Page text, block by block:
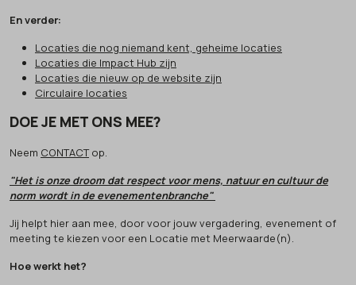
En verder:
Locaties die nog niemand kent, geheime locaties
Locaties die Impact Hub zijn
Locaties die nieuw op de website zijn
Circulaire locaties
DOE JE MET ONS MEE?
Neem CONTACTop.
"Het is onze droom dat respect voor mens, natuur en cultuur de
norm wordt in de evenementenbranche"
Jij helpt hier aan mee, door voor jouw vergadering, evenement of
meeting te kiezen voor een Locatie met Meerwaarde(n).
Hoe werkt het?